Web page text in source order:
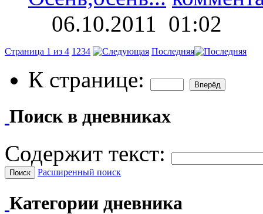
06.10.2011 01:02
Страница 1 из 4 1 234 Последняя
К странице:
Поиск в дневниках
Содержит текст:
Расширенный поиск
Категории дневника